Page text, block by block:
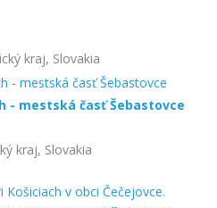
kraj, Slovakia
- mestská časť Šebastovce
kraj, Slovakia